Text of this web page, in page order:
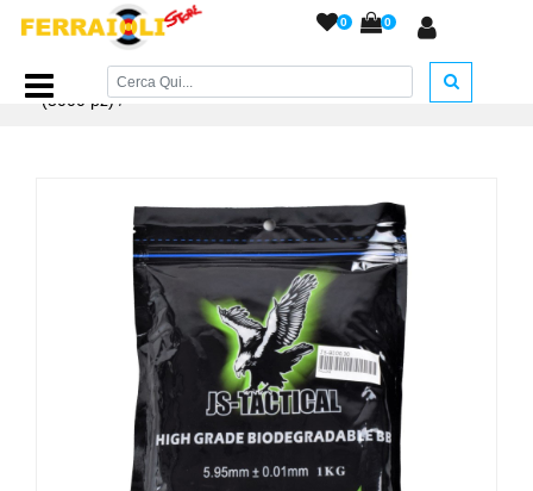
0 0
Home Page/TEMPO LIBERO/Soft air/Pallini Bio 0,20
(5000 pz)/